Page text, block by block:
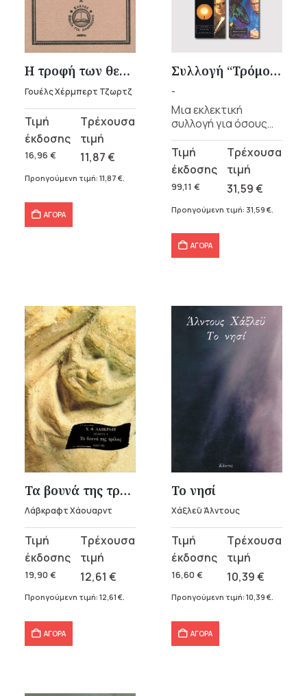
Η τροφή των θεών
Γουέλς Χέρμπερτ Τζωρτζ
16,96 €
Original
price
was:
16,96 €.
11,87€
Η
τρέχουσα
τιμή
είναι:
Προηγούμενη τιμή: 11,87 €.
ΑΓΟΡΑ
Συλλογή “Τρόμος & Μυστήριο”
-
Μια εκλεκτική
συλλογή για όσους
αγαπούν το θρίλερ
και το μυστήριο, από
συγγραφείς που τα
εκφράζουν σε
διαφορετικές
εποχές και σε
διαφορετικά
λογοτεχνικά είδη.
Η συλλογή
περιλαμβάνει 6
99,11 €
Original
price
was:
99,11 €.
31,59€
Η
τρέχουσα
τιμή
Προηγούμενη τιμή: 31,59 €
ΑΓΟΡΑ
Τα βουνά της τρέλας – Λάβκραφτ Χάουαρντ
Λάβκραφτ Χάουαρντ
19,90 €
Original
price
was:
19,90 €.
12,61 €
Η
τρέχουσα
τιμή
είναι:
Προηγούμενη τιμή: 12,61 €.
ΑΓΟΡΑ
Το νησί
Χάξλεϋ Άλντους
16,60 €
Original
price
was:
16,60 €.
10,39€
Η
τρέχουσα
τιμή
είναι:
Προηγούμενη τιμή: 10,39 €.
ΑΓΟΡΑ